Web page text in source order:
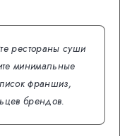
рестораны суши
минимальные
франшиз,
брендов.